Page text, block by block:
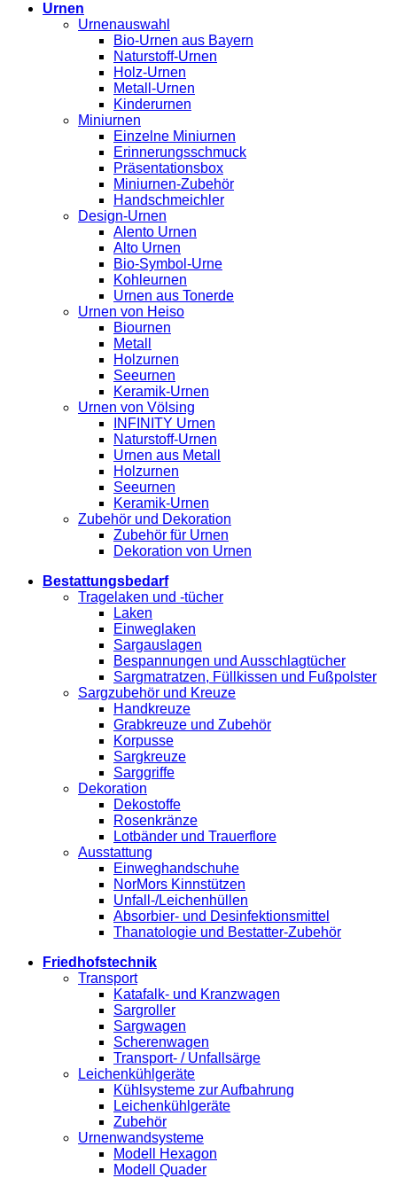
Urnen
Urnenauswahl
Bio-Urnen aus Bayern
Naturstoff-Urnen
Holz-Urnen
Metall-Urnen
Kinderurnen
Miniurnen
Einzelne Miniurnen
Erinnerungsschmuck
Präsentationsbox
Miniurnen-Zubehör
Handschmeichler
Design-Urnen
Alento Urnen
Alto Urnen
Bio-Symbol-Urne
Kohleurnen
Urnen aus Tonerde
Urnen von Heiso
Biournen
Metall
Holzurnen
Seeurnen
Keramik-Urnen
Urnen von Völsing
INFINITY Urnen
Naturstoff-Urnen
Urnen aus Metall
Holzurnen
Seeurnen
Keramik-Urnen
Zubehör und Dekoration
Zubehör für Urnen
Dekoration von Urnen
Bestattungsbedarf
Tragelaken und -tücher
Laken
Einweglaken
Sargauslagen
Bespannungen und Ausschlagtücher
Sargmatratzen, Füllkissen und Fußpolster
Sargzubehör und Kreuze
Handkreuze
Grabkreuze und Zubehör
Korpusse
Sargkreuze
Sarggriffe
Dekoration
Dekostoffe
Rosenkränze
Lotbänder und Trauerflore
Ausstattung
Einweghandschuhe
NorMors Kinnstützen
Unfall-/Leichenhüllen
Absorbier- und Desinfektionsmittel
Thanatologie und Bestatter-Zubehör
Friedhofstechnik
Transport
Katafalk- und Kranzwagen
Sargroller
Sargwagen
Scherenwagen
Transport- / Unfallsärge
Leichenkühlgeräte
Kühlsysteme zur Aufbahrung
Leichenkühlgeräte
Zubehör
Urnenwandsysteme
Modell Hexagon
Modell Quader